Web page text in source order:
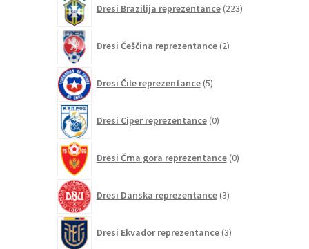
Dresi Brazilija reprezentance 223izdelkov
Dresi Češčina reprezentance 2izdelka
Dresi Čile reprezentance 5izdelkov
Dresi Ciper reprezentance 0izdelkov
Dresi Črna gora reprezentance 0izdelkov
Dresi Danska reprezentance 3izdelki
Dresi Ekvador reprezentance 3izdelki